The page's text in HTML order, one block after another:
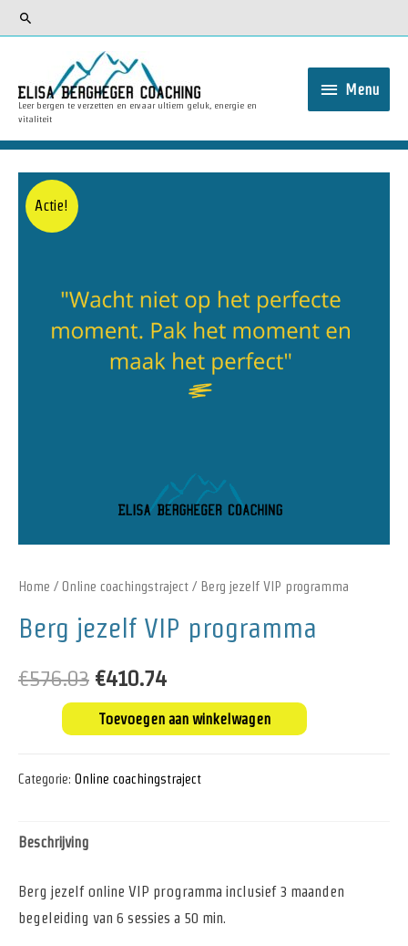
Leer bergen te verzetten en ervaar ultiem geluk, energie en
vitaliteit
Menu
Actie!
Home / Online coachingstraject / Berg jezelf VIP programma
Berg jezelf VIP programma
€576.03 €410.74
Toevoegen aan winkelwagen
Categorie: Online coachingstraject
Beschrijving
Berg jezelf online VIP programma inclusief 3 maanden
begeleiding van 6 sessies a 50 min.